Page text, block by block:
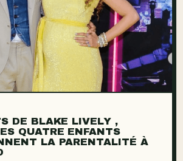
DE BLAKE LIVELY ,
QUATRE ENFANTS
LA PARENTALITÉ À